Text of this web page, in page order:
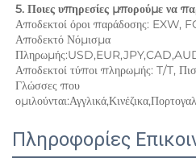
5. Ποιες υπηρεσίες μπορούμε να
Αποδεκτοί όροι παράδοσης: EXW,
Αποδεκτό Νόμισμα
Αποδεκτοί τύποι πληρωμής: T/T,
Γλώσσες που
Πληροφορίες